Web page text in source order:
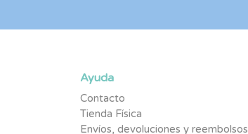
Ayuda
Contacto
Tienda Física
Envíos, devoluciones y reembolsos